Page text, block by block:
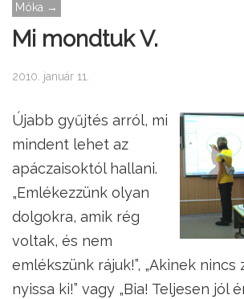
Móka →
Mi mondtuk V.
2010. január 11.
Újabb gyűjtés arról, mi
mindent lehet az
apáczaisoktól hallani.
„Emlékezzünk olyan
dolgokra, amik rég
voltak, és nem
emlékszünk rájuk!”, „Akinek
nyissa ki!” vagy „Bia! Teljesen jól